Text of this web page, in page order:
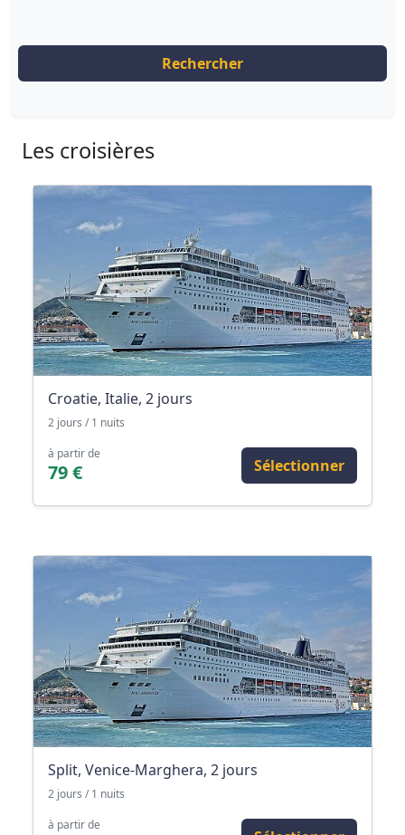
Rechercher
Les croisières
Croatie, Italie, 2 jours
2 jours / 1 nuits
à partir de
79 € Sélectionner
Split, Venice-Marghera, 2 jours
2 jours / 1 nuits
à partir de